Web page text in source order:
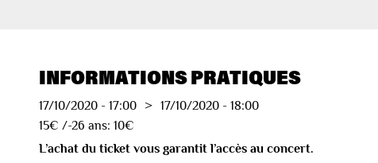
INFORMATIONS PRATIQUES
17/10/2020 -17:00 > 17/10/2020 -18:00
15€ /-26 ans: 10€
L’achat du ticket vous garantit l’accès au concert.